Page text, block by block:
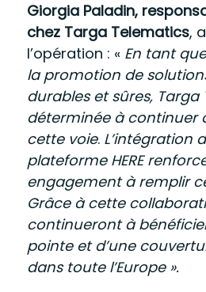
Giorgia Paladin,
chez Targa Telematics,
l’opération : « En tant
la promotion de
durables et sûres, Targa
déterminée à continuer
cette voie. L’intégration
plateforme HERE
engagement à remplir
Grâce à cette
continueront à
pointe et d’une
dans toute l’Europe ».